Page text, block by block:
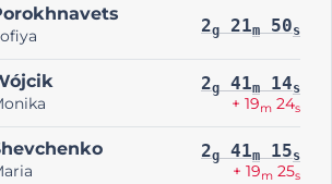
2g 21m 50s
2g 41m 14s
+ 19m 24s
2g 41m 15s
+ 19m 25s